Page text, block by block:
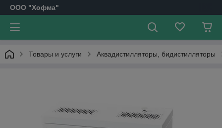
OOO "Хофма"
Товары и услуги Аквадистилляторы, бидистилляторы